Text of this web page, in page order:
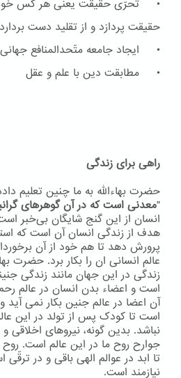
• تحرّی حقیقت یعنی هر کس
حقیقت پردازد و از تقلید دست
• ایجاد جامعه متّحدالمنافع جهانی
• مطابقت دین با علم و عقل
راهی برای زندگی
حضرت بهاءاللّه به ما چنین تعلیم
"معدنی است که در آن گوهرهای
انسان از این گنج شایگان بی‌خبر
هدف از زندگی انسان آن است که
پرورش دهد تا هم خود از آن
عالم انسانی ان را بکار برد. حضرت
زندگی در این جهان مانند زندگی
است و اعضاء بدن انسان در عالم
آن اعضا در عالم جنین بکار نمی
است تا کودک پس از تولد در این
نباشد. بدین گونه، نیروهای اخلاقی
جوارح روح ما در این عالم است.
تا ابد در عوالم الهی باقی و در ترقّی
نيازمند است.